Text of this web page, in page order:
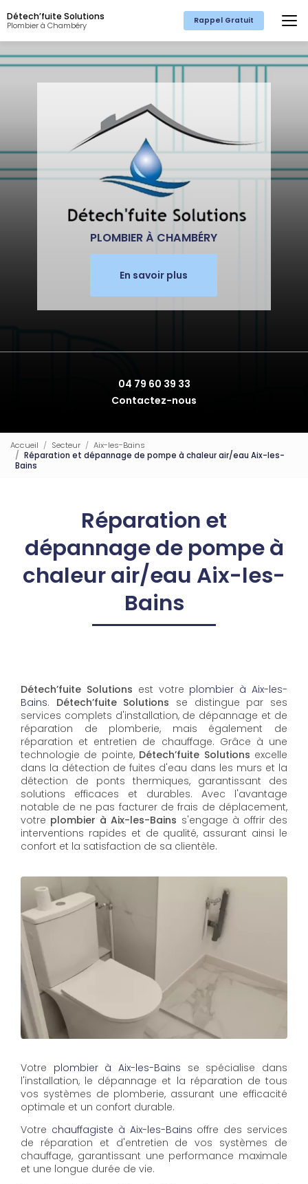
au
contenu
principal
Détech’fuite Solutions
Plombier à Chambéry Rappel Gratuit
PLOMBIER À CHAMBÉRY
En savoir plus
04 79 60 39 33
Contactez-nous
Accueil Secteur
Aix-les-Bains
Réparation et dépannage de pompe à chaleur air/eau Aix-les-
Bains
Réparation et
dépannage de pompe à
chaleur air/eau Aix-les-
Bains
Détech’fuite Solutions est votre plombier à Aix-les-
Bains. Détech’fuite Solutions se distingue par ses
services complets d'installation, de dépannage et de
réparation de plomberie, mais également de
réparation et entretien de chauffage. Grâce à une
technologie de pointe, Détech’fuite Solutions excelle
dans la détection de fuites d'eau dans les murs et la
détection de ponts thermiques, garantissant des
solutions efficaces et durables. Avec l'avantage
notable de ne pas facturer de frais de déplacement,
votre plombier à Aix-les-Bains s'engage à offrir des
interventions rapides et de qualité, assurant ainsi le
confort et la satisfaction de sa clientèle.
Votre plombier à Aix-les-Bains se spécialise dans
l'installation, le dépannage et la réparation de tous
vos systèmes de plomberie, assurant une efficacité
optimale et un confort durable.
Votre chauffagiste à Aix-les-Bains offre des services
de réparation et d'entretien de vos systèmes de
chauffage, garantissant une performance maximale
et une longue durée de vie.